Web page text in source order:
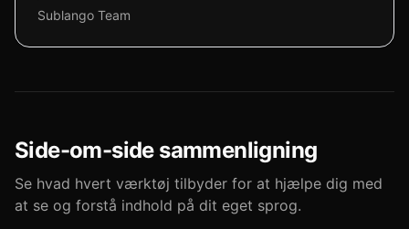
Sublango Team
Side-om-side sammenligning
Se hvad hvert værktøj tilbyder for at hjælpe dig med
at se og forstå indhold på dit eget sprog.